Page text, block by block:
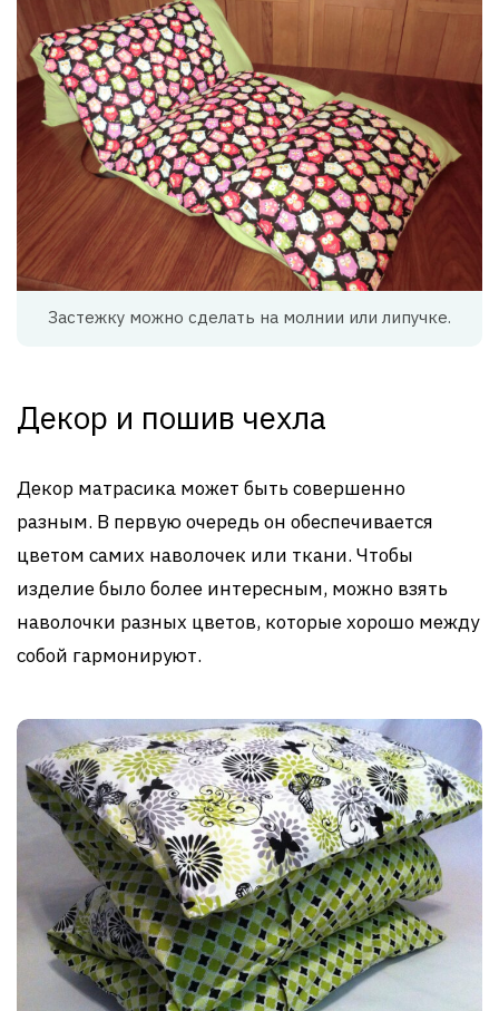
Застежку можно сделать на молнии или липучке.
Декор и пошив чехла
Декор матрасика может быть совершенно
разным. В первую очередь он обеспечивается
цветом самих наволочек или ткани. Чтобы
изделие было более интересным, можно взять
наволочки разных цветов, которые хорошо между
собой гармонируют.